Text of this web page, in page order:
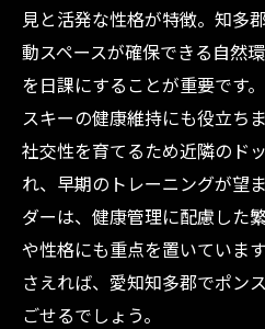
初心者でも安心！愛知
ーとの暮らし
見と活発な性格が特徴。知多
動スペースが確保できる自然
を日課にすることが重要です
スキーの健康維持にも役立ち
社交性を育てるため近隣のド
れ、早期のトレーニングが望
ダーは、健康管理に配慮した
や性格にも重点を置いていま
さえれば、愛知知多郡でポン
ごせるでしょう。